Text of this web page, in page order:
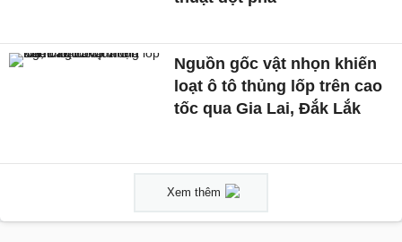
Nguồn gốc vật nhọn khiến
loạt ô tô thủng lốp trên cao
tốc qua Gia Lai, Đắk Lắk
Xem thêm